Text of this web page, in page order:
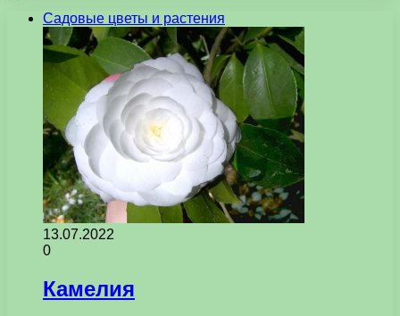
Садовые цветы и растения
13.07.2022
0
Камелия